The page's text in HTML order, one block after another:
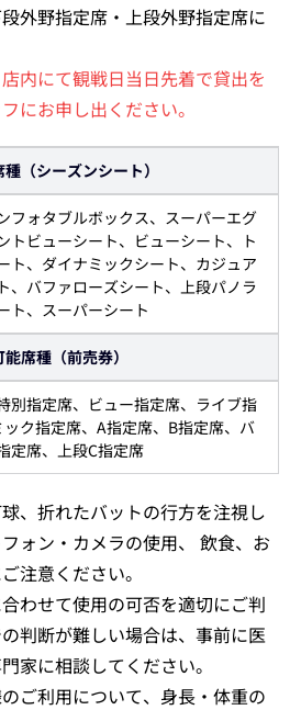
外野指定席・上段外野指定席に
内にて観戦日当日先着で貸出を
にお申し出ください。
（シーズンシート）
フォタブルボックス、スーパーエグ
トビューシート、ビューシート、ト
ト、ダイナミックシート、カジュア
、バファローズシート、上段パノラ
ト、スーパーシート
席種（前売券）
別指定席、ビュー指定席、ライブ指
ク指定席、A指定席、B指定席、バ
定席、上段C指定席
、折れたバットの行方を注視し
ォン・カメラの使用、 飲食、お
注意ください。
わせて使用の可否を適切にご判
判断が難しい場合は、事前に医
家に相談してください。
ご利用について、身長・体重の